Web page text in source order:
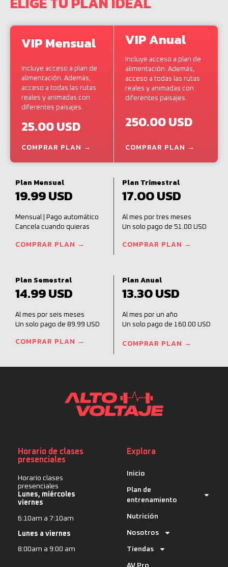
VIP Mensual
Incluye acceso a plan de
alimentación. Además,
acceso a todas las rutas
reales y animadas con
diferentes paisajes.
25.00 USD
COMPRAR PLAN →
VIP Anual
Incluye acceso a plan de
alimentación. Además,
acceso a todas las rutas
reales y animadas con
diferentes paisajes.
250.00 USD
COMPRAR PLAN →
Plan Mensual
19.99 USD
Mensual | Pago automático
Cancela cuando quieras
COMPRAR PLAN →
Plan Trimestral
17.00 USD
Al mes por tres meses
Un solo pago de 51.00 USD
COMPRAR PLAN →
Plan Semestral
14.99 USD
Al mes por seis meses
Un solo pago de 89.99 USD
COMPRAR PLAN →
Plan Anual
13.30 USD
Al mes por un año
Un solo pago de 160.00 USD
COMPRAR PLAN →
Horario de clases
presenciales
Horario clases
presenciales
Lunes, miércoles
viernes
6:10am a 7:10am
Lunes a viernes
8:00am a 9:00 am
Explora
Inicio
Plan de
entrenamiento
Nutrición
Nosotros
Tiendas